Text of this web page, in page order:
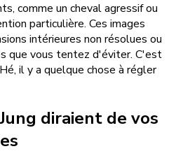
comme un cheval agressif ou
particulière. Ces images
intérieures non résolues ou
que vous tentez d'éviter. C'est
il y a quelque chose à régler
diraient de vos